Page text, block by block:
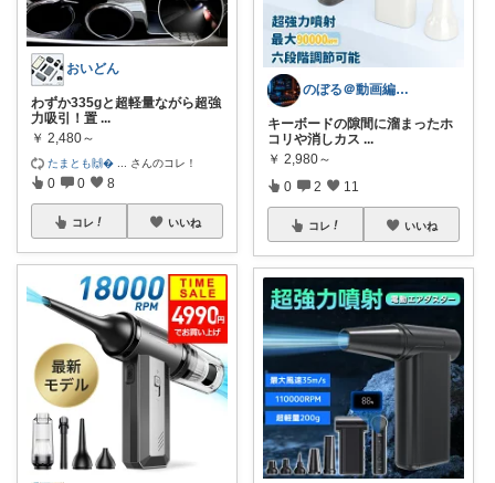
おいどん
わずか335gと超軽量ながら超強
力吸引！置 ...
￥ 2,480～
たまとも🙌 さんのコレ！
0 0 8
コレ いいね
のぼる＠動画編集×AI副業
キーボードの隙間に溜まったホ
コリや消しカス ...
￥ 2,980～
0 2 11
コレ いいね